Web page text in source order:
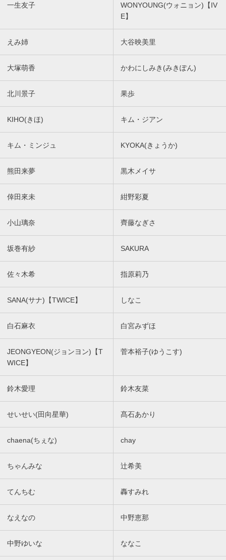
一生友子
WONYOUNG(ウォニョン)【IV
E】
えみ姉 大谷映美里
大塚萌香 かわにしみき(みきぽん)
北川景子 果歩
KIHO(きほ) キム・ジアン
キム・ミンジュ KYOKA(きょうか)
熊田来夢 黒木メイサ
倖田來未 紺野彩夏
小山璃奈 齊藤なぎさ
坂巻有紗 SAKURA
佐々木希 指原莉乃
SANA(サナ)【TWICE】 しなこ
白石麻衣 白宮みずほ
JEONGYEON(ジョンヨン)【T
WICE】
菅本裕子(ゆうこす)
鈴木愛理 鈴木友菜
せいせい(田向星華) 髙石あかり
chaena(ちぇな) chay
ちゃんみな 辻希美
てんちむ 轟すみれ
なえなの 中野恵那
中野ゆいな ななこ